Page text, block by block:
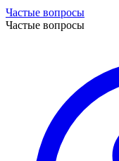
Частые вопросы
Частые вопросы